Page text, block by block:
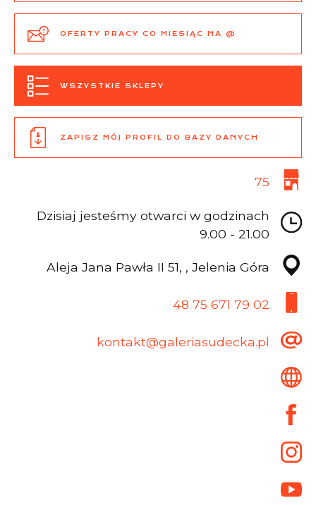
OFERTY PRACY CO MIESIĄC NA @
WSZYSTKIE SKLEPY
ZAPISZ MÓJ PROFIL DO BAZY DANYCH
75
Dzisiaj jesteśmy otwarci w godzinach
9.00 - 21.00
Aleja Jana Pawła II 51, , Jelenia Góra
48 75 671 79 02
kontakt@galeriasudecka.pl